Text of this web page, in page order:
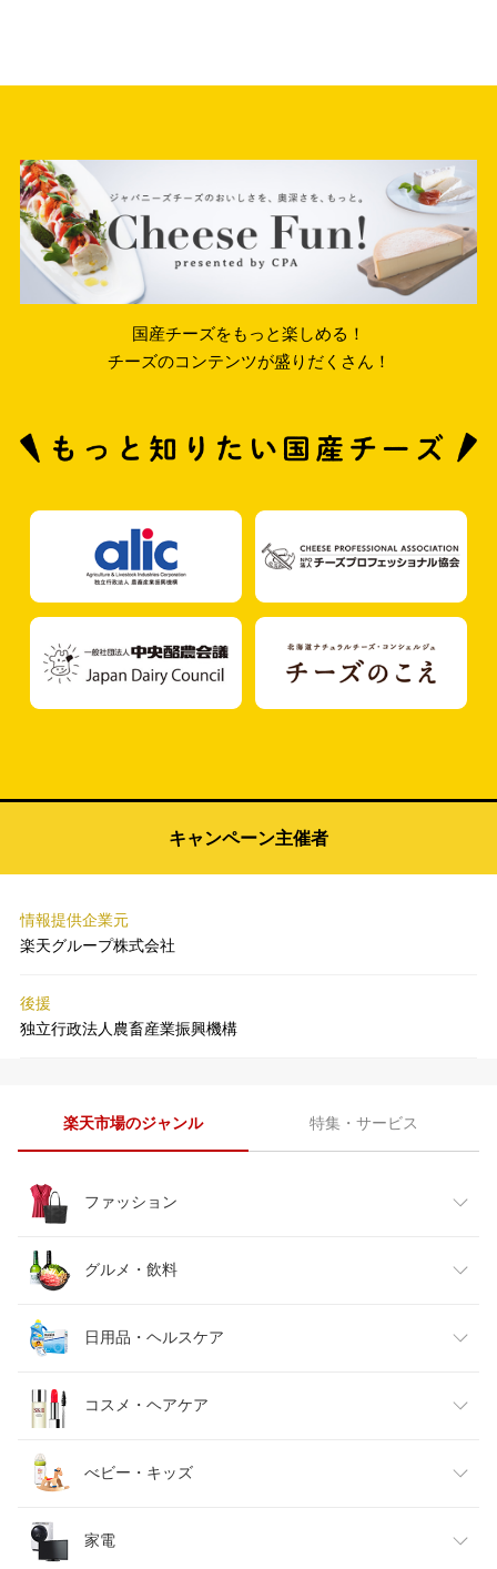
国産チーズをもっと楽しめる！
チーズのコンテンツが盛りだくさん！
キャンペーン主催者
情報提供企業元
楽天グループ株式会社
後援
独立行政法人農畜産業振興機構
楽天市場のジャンル 特集・サービス
ファッション
レディースファッション
メンズファッション
キッズファッション
ベビーファッション
インナー・下着・ナイトウェア
グルメ・飲料
食品
スイーツ・お菓子
水・ソフトドリンク
ビール・洋酒
日用品・ヘルスケア
日用品雑貨・文房具・手芸
ダイエット・健康
医薬品・コンタクト・介護
コスメ・ヘアケア
美容・コスメ・香水
べビー・キッズ
キッズ・ベビー・マタニティ
家電